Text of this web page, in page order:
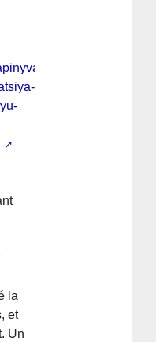
la
et
Un